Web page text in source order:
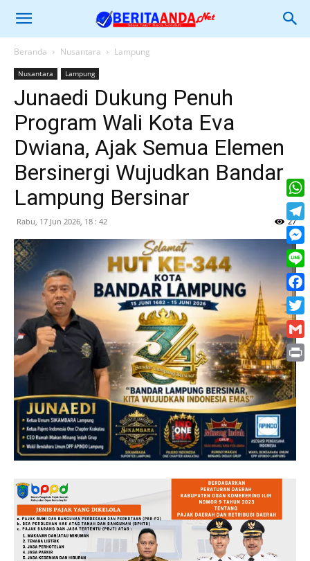
Beranda Nusantara Lampung
Nusantara Lampung
Junaedi Dukung Penuh
Program Wali Kota Eva
Dwiana, Ajak Semua Elemen
Bersinergi Wujudkan Bandar
Lampung Bersinar
Rabu, 17 Jun 2026, 18 : 42 27
Line
Print